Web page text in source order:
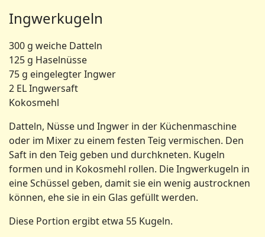
Ingwerkugeln
300 g weiche Datteln
125 g Haselnüsse
75 g eingelegter Ingwer
2 EL Ingwersaft
Kokosmehl
Datteln, Nüsse und Ingwer in der Küchenmaschine
oder im Mixer zu einem festen Teig vermischen. Den
Saft in den Teig geben und durchkneten. Kugeln
formen und in Kokosmehl rollen. Die Ingwerkugeln in
eine Schüssel geben, damit sie ein wenig austrocknen
können, ehe sie in ein Glas gefüllt werden.
Diese Portion ergibt etwa 55 Kugeln.